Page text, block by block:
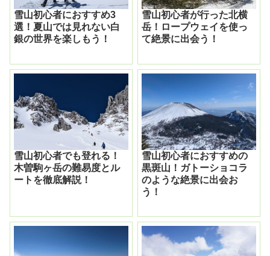
雪山初心者におすすめ3
選！夏山では見れない白
銀の世界を楽しもう！
雪山初心者が行った北横
岳！ロープウェイを使っ
て絶景に出会う！
雪山初心者でも登れる！
木曽駒ヶ岳の難易度とル
ートを徹底解説！
雪山初心者におすすめの
黒斑山！ガトーショコラ
のような絶景に出会お
う！